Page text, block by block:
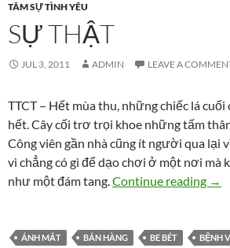
TÂM SỰ TÌNH YÊU
SỰ THẬT
JUL 3, 2011 ADMIN LEAVE A
TTCT – Hết mùa thu, những chiếc lá cuối
hết. Cây cối trơ trọi khoe những tấm
Công viên gần nhà cũng ít người qua lại
vì chẳng có gì để dạo chơi ở một nơi mà
như một đám tang.Continue reading Sự
→
ÁNH MẮT BÁN HÀNG BE BÉT BỆNH